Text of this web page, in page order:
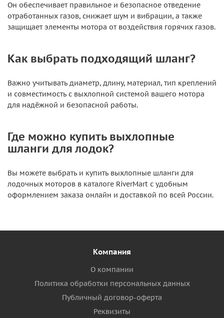
Он обеспечивает правильное и безопасное отведение
отработанных газов, снижает шум и вибрации, а также
защищает элементы мотора от воздействия горячих газов.
Как выбрать подходящий шланг?
Важно учитывать диаметр, длину, материал, тип креплений
и совместимость с выхлопной системой вашего мотора
для надёжной и безопасной работы.
Где можно купить выхлопные
шланги для лодок?
Вы можете выбрать и купить выхлопные шланги для
лодочных моторов в каталоге RiverMart с удобным
оформлением заказа онлайн и доставкой по всей России.
Компания
О компании
Политика обработки персональных данных
Публичный договор-оферта
Реквизиты